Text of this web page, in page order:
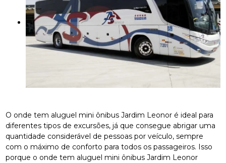
O onde tem aluguel mini ônibus Jardim Leonor é ideal para
diferentes tipos de excursões, já que consegue abrigar uma
quantidade considerável de pessoas por veículo, sempre
com o máximo de conforto para todos os passageiros. Isso
porque o onde tem aluguel mini ônibus Jardim Leonor